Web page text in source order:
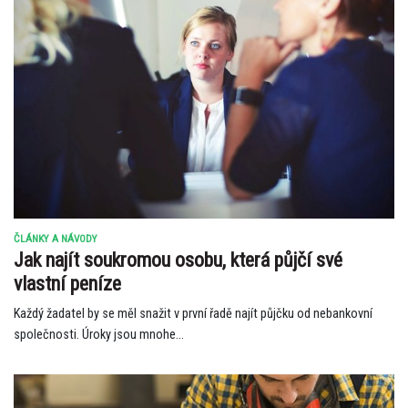
ČLÁNKY A NÁVODY
Jak najít soukromou osobu, která půjčí své
vlastní peníze
Každý žadatel by se měl snažit v první řadě najít půjčku od nebankovní
společnosti. Úroky jsou mnohe...